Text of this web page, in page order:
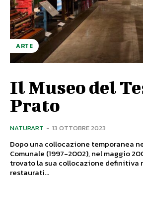
ARTE
Il Museo del
Prato
NATURART - 13 OTTOBRE 2023
Dopo una collocazione temporanea
Comunale (1997-2002), nel maggio
trovato la sua collocazione definitiva
restaurati...